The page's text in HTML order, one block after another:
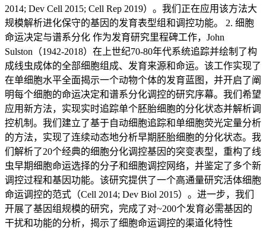
2014; Dev Cell 2015; Cell Rep 2019）。我们正在应用该方法大
规模解析进化保守的基因的发育表型组和调控功能。 2. 细胞
命运决定与谱系分化 作为发育研究里程碑工作，John
Sulston（1942-2018）在上世纪70-80年代系统追踪并绘制了构
成线虫成体的全部细胞组成、发育来源和命运。该工作实现了
在单细胞水平全面揭示一个动物个体的发育蓝图，并开启了阐
明每个细胞的命运决定和谱系分化调控的研究序幕。我们希望
应用新方法，实现实时追踪单个胚胎细胞的分化状态并解析调
控机制。我们建立了基于自动细胞追踪和单细胞荧光定量分析
的方法，实现了连续动态地分析早期胚胎细胞的分化状态。我
们解析了20个经典的细胞分化调控基因的突变表型，重构了线
虫早期细胞命运选择的分子和细胞调控网络，并鉴定了多个新
调控过程和基因功能。该研究提供了一个高通量研究活体细胞
命运调控的范式（Cell 2014; Dev Biol 2015）。进一步，我们
开展了基因组规模的研究，完成了对~200个发育必需基因的
干扰和功能的分析，揭示了细胞命运调控的渠道化特性